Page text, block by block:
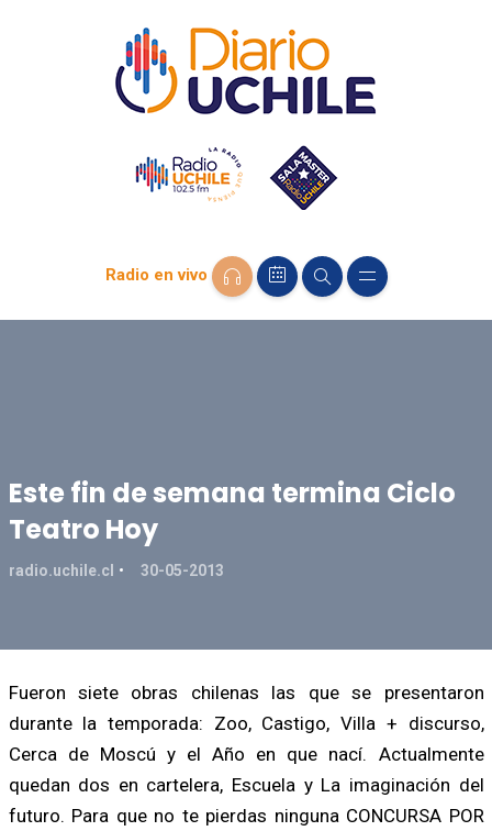
Radio en vivo
Este fin de semana termina Ciclo
Teatro Hoy
radio.uchile.cl 30-05-2013
Fueron siete obras chilenas las que se presentaron
durante la temporada: Zoo, Castigo, Villa + discurso,
Cerca de Moscú y el Año en que nací. Actualmente
quedan dos en cartelera, Escuela y La imaginación del
futuro. Para que no te pierdas ninguna CONCURSA POR